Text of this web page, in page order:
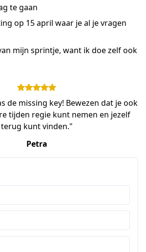
te gaan
op 15 april waar je al je vragen
mijn sprintje, want ik doe zelf ook
de missing key! Bewezen dat je ook
tijden regie kunt nemen en jezelf
terug kunt vinden."
Petra